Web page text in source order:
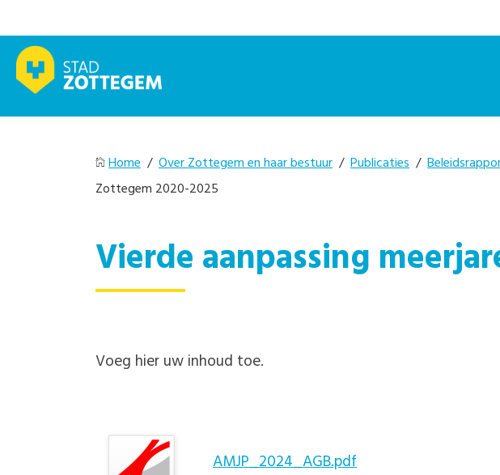
Home / Over Zottegem en haar bestuur / Publicaties /
Zottegem 2020-2025
Vierde aanpassing
Voeg hier uw inhoud toe.
AMJP_2024_AGB.pdf